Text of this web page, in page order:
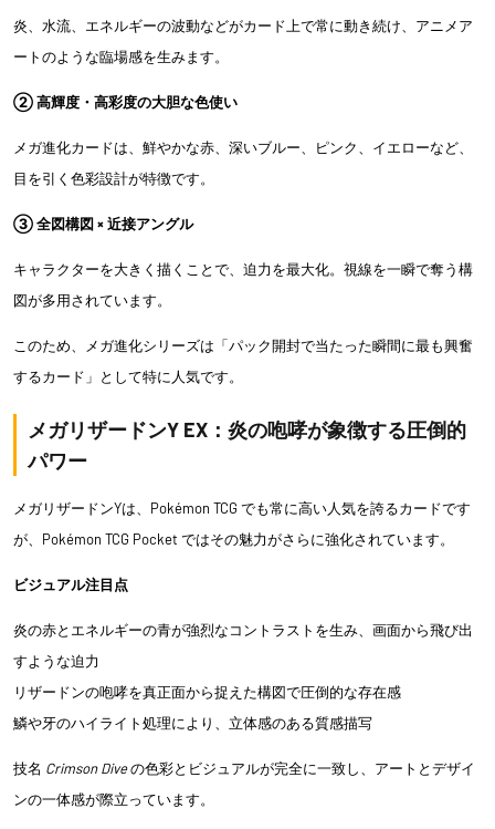
炎、水流、エネルギーの波動などがカード上で常に動き続け、アニメア
ートのような臨場感を生みます。
② 高輝度・高彩度の大胆な色使い
メガ進化カードは、鮮やかな赤、深いブルー、ピンク、イエローなど、
目を引く色彩設計が特徴です。
③ 全図構図 × 近接アングル
キャラクターを大きく描くことで、迫力を最大化。視線を一瞬で奪う構
図が多用されています。
このため、メガ進化シリーズは「パック開封で当たった瞬間に最も興奮
するカード」として特に人気です。
メガリザードンY EX：炎の咆哮が象徴する圧倒的
パワー
メガリザードンYは、Pokémon TCG でも常に高い人気を誇るカードです
が、Pokémon TCG Pocket ではその魅力がさらに強化されています。
ビジュアル注目点
炎の赤とエネルギーの青が強烈なコントラストを生み、画面から飛び出
すような迫力
リザードンの咆哮を真正面から捉えた構図で圧倒的な存在感
鱗や牙のハイライト処理により、立体感のある質感描写
技名 Crimson Diveの色彩とビジュアルが完全に一致し、アートとデザイ
ンの一体感が際立っています。